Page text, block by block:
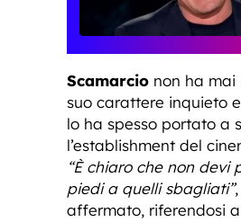
Scamarcio non ha mai
suo carattere inquieto
lo ha spesso portato a
l’establishment del
“È chiaro che non devi
piedi a quelli sbagliati”
affermato, riferendosi